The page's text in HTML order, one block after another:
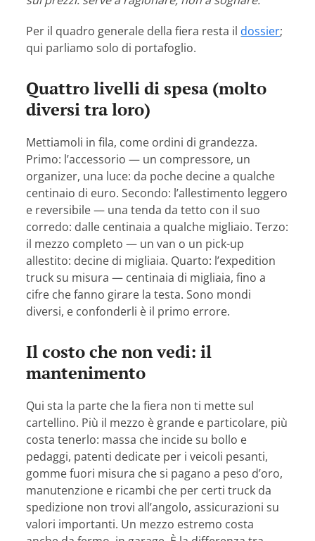
Per il quadro generale della fiera resta il dossier;
qui parliamo solo di portafoglio.
Quattro livelli di spesa (molto
diversi tra loro)
Mettiamoli in fila, come ordini di grandezza.
Primo: l’accessorio — un compressore, un
organizer, una luce: da poche decine a qualche
centinaio di euro. Secondo: l’allestimento leggero
e reversibile — una tenda da tetto con il suo
corredo: dalle centinaia a qualche migliaio. Terzo:
il mezzo completo — un van o un pick-up
allestito: decine di migliaia. Quarto: l’expedition
truck su misura — centinaia di migliaia, fino a
cifre che fanno girare la testa. Sono mondi
diversi, e confonderli è il primo errore.
Il costo che non vedi: il
mantenimento
Qui sta la parte che la fiera non ti mette sul
cartellino. Più il mezzo è grande e particolare, più
costa tenerlo: massa che incide su bollo e
pedaggi, patenti dedicate per i veicoli pesanti,
gomme fuori misura che si pagano a peso d’oro,
manutenzione e ricambi che per certi truck da
spedizione non trovi all’angolo, assicurazioni su
valori importanti. Un mezzo estremo costa